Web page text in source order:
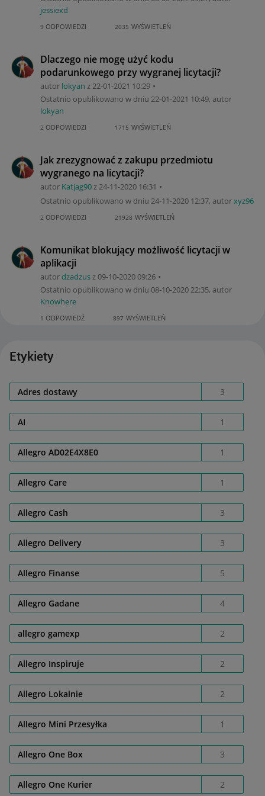
jessiexd
9 ODPOWIEDZI 2035 WYŚWIETLEŃ
Dlaczego nie mogę użyć kodu
podarunkowego przy wygranej licytacji?
autor lokyan z‎22-01-2021 10:29
Ostatnio opublikowano w dniu ‎22-01-2021 10:49, autor
lokyan
2 ODPOWIEDZI 1715 WYŚWIETLEŃ
Jak zrezygnować z zakupu przedmiotu
wygranego na licytacji?
autor Katjag90z‎24-11-2020 16:31
Ostatnio opublikowano w dniu ‎24-11-2020 12:37, autorxyz96
2 ODPOWIEDZI 21928 WYŚWIETLEŃ
Komunikat blokujący możliwość licytacji w
aplikacji
autordzadzusz‎09-10-202009:26
Ostatnio opublikowano w dniu ‎08-10-202022:35, autor
Knowhere
1 ODPOWIEDŹ 897 WYŚWIETLEŃ
Etykiety
Adres dostawy 3
AI 1
Allegro AD02E4X8E0 1
Allegro Care 1
Allegro Cash 3
Allegro Delivery 3
Allegro Finanse 5
Allegro Gadane 4
allegro gamexp 2
Allegro Inspiruje 2
Allegro Lokalnie 2
Allegro Mini Przesyłka 1
Allegro One Box 3
Allegro One Kurier 2